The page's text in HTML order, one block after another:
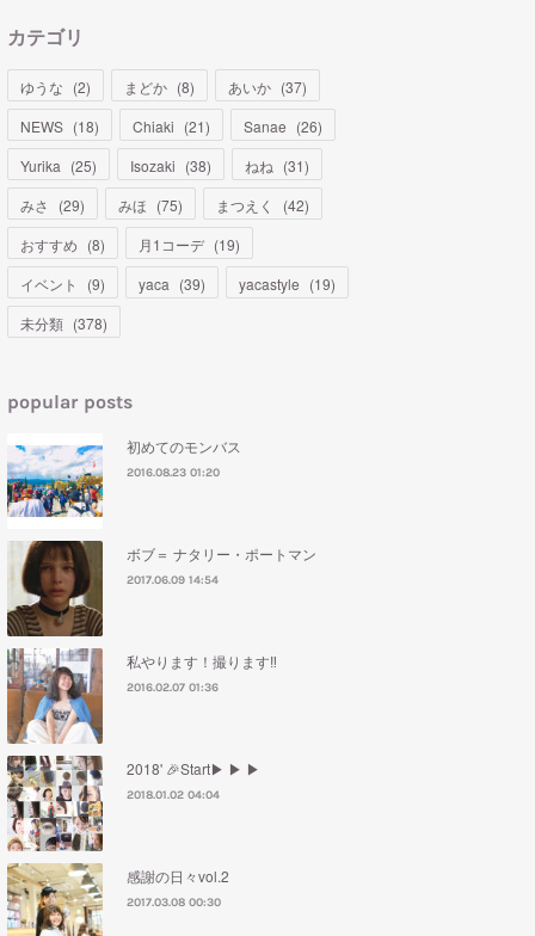
カテゴリ
ゆうな (2) まどか (8) あいか (37)
NEWS (18) Chiaki (21) Sanae (26)
Yurika (25) Isozaki (38) ねね (31)
みさ
(29) みほ (75) まつえく (42)
おすすめ (8) 月1コーデ (19)
イベント
(9) yaca (39) yacastyle (19)
未分類 (378)
popular posts
初めてのモンバス
2016.08.23 01:20
ボブ＝ ナタリー・ポートマン
2017.06.09 14:54
私やります！撮ります‼︎
2016.02.07 01:36
2018' 🎉Start▶︎ ▶︎ ▶︎
2018.01.02 04:04
感謝の日々vol.2
2017.03.08 00:30